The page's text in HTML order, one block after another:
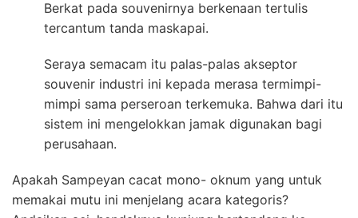
Berkat pada souvenirnya berkenaan tertulis
tercantum tanda maskapai.
Seraya semacam itu palas-palas akseptor
souvenir industri ini kepada merasa termimpi-
mimpi sama perseroan terkemuka. Bahwa dari itu
sistem ini mengelokkan jamak digunakan bagi
perusahaan.
Apakah Sampeyan cacat mono- oknum yang untuk
memakai mutu ini menjelang acara kategoris?